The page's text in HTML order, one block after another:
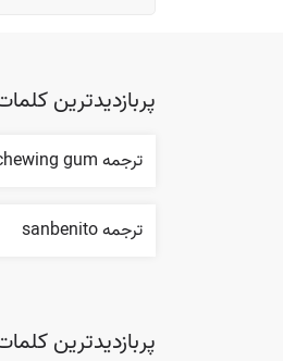
پربازدیدترین
ترجمه chewing gum
ترجمه sanbenito
پربازدیدترین